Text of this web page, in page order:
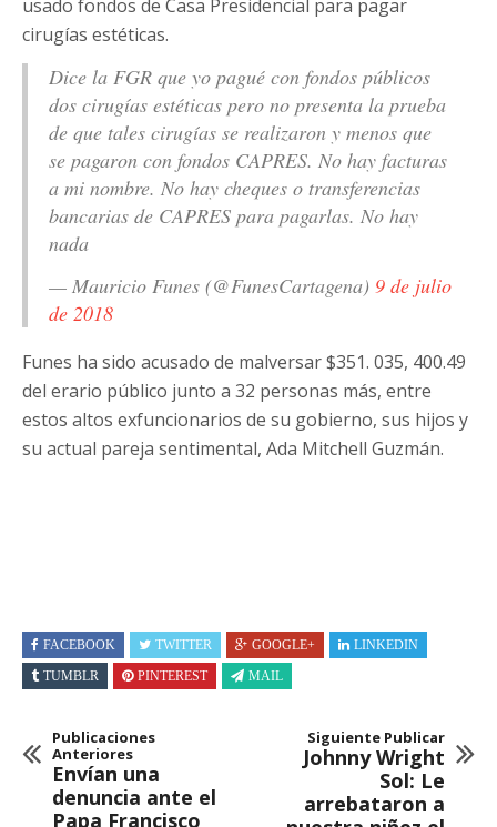
usado fondos de Casa Presidencial para pagar
cirugías estéticas.
Dice la FGR que yo pagué con fondos públicos
dos cirugías estéticas pero no presenta la prueba
de que tales cirugías se realizaron y menos que
se pagaron con fondos CAPRES. No hay facturas
a mi nombre. No hay cheques o transferencias
bancarias de CAPRES para pagarlas. No hay
nada
— Mauricio Funes (@FunesCartagena) 9 de julio
de 2018
Funes ha sido acusado de malversar $351. 035, 400.49
del erario público junto a 32 personas más, entre
estos altos exfuncionarios de su gobierno, sus hijos y
su actual pareja sentimental, Ada Mitchell Guzmán.
FACEBOOK TWITTER GOOGLE+
LINKEDIN
TUMBLR
PINTEREST MAIL
Publicaciones
Anteriores
Envían una
denuncia ante el
Papa Francisco
Siguiente Publicar
Johnny Wright
Sol: Le
arrebataron a